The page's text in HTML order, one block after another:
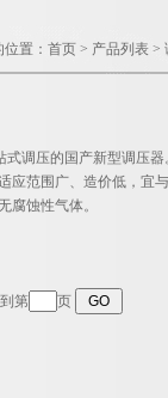
置： 首页 > 产品列表 >
调压的国产新型调压
应范围广、造价低，宜
腐蚀性气体。
第 页